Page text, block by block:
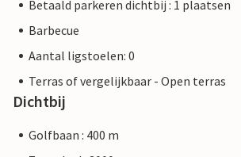
Betaald parkeren dichtbij : 1 plaatsen
Barbecue
Aantal ligstoelen: 0
Terras of vergelijkbaar - Open terras
Dichtbij
Golfbaan : 400 m